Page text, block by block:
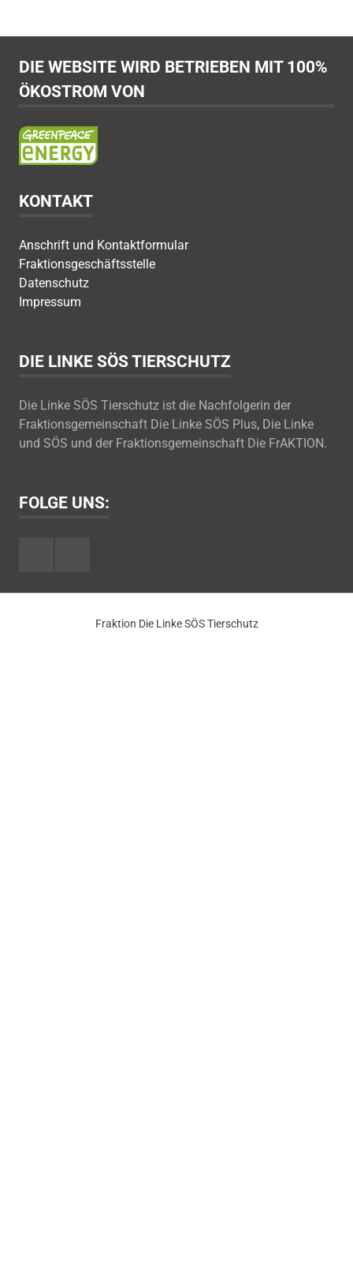
DIE WEBSITE WIRD BETRIEBEN MIT 100%
ÖKOSTROM VON
KONTAKT
Anschrift und Kontaktformular
Fraktionsgeschäftsstelle
Datenschutz
Impressum
DIE LINKE SÖS TIERSCHUTZ
Die Linke SÖS Tierschutz ist die Nachfolgerin der
Fraktionsgemeinschaft Die Linke SÖS Plus, Die Linke
und SÖS und der Fraktionsgemeinschaft Die FrAKTION.
FOLGE UNS:
Fraktion Die Linke SÖS Tierschutz